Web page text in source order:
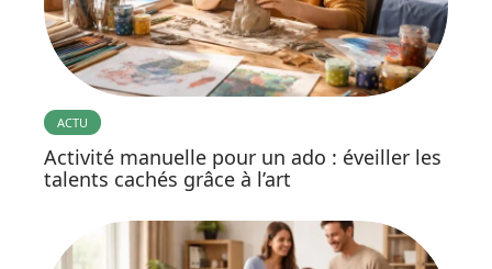
ACTU
Activité manuelle pour un ado : éveiller les
talents cachés grâce à l’art